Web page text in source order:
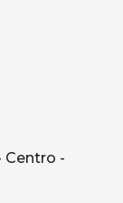
Centro -